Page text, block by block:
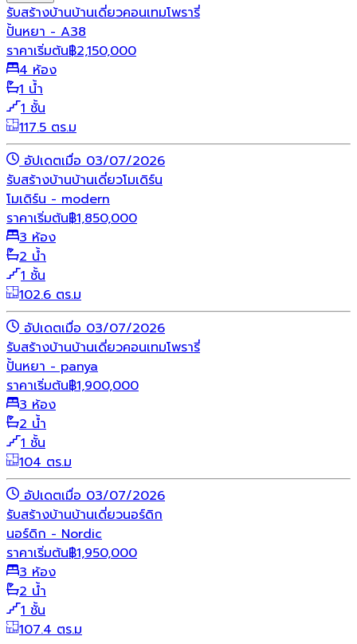
รับสร้างบ้านบ้านเดี่ยวคอนเทมโพรารี่
ปั้นหยา - A38
ราคาเริ่มต้น฿2,150,000
4 ห้อง
1 น้ำ
1 ชั้น
117.5 ตร.ม
อัปเดตเมื่อ 03/07/2026
รับสร้างบ้านบ้านเดี่ยวโมเดิร์น
โมเดิร์น - modern
ราคาเริ่มต้น฿1,850,000
3 ห้อง
2 น้ำ
1 ชั้น
102.6 ตร.ม
อัปเดตเมื่อ 03/07/2026
รับสร้างบ้านบ้านเดี่ยวคอนเทมโพรารี่
ปั้นหยา - panya
ราคาเริ่มต้น฿1,900,000
3 ห้อง
2 น้ำ
1 ชั้น
104 ตร.ม
อัปเดตเมื่อ 03/07/2026
รับสร้างบ้านบ้านเดี่ยวนอร์ดิก
นอร์ดิก - Nordic
ราคาเริ่มต้น฿1,950,000
3 ห้อง
2 น้ำ
1 ชั้น
107.4 ตร.ม